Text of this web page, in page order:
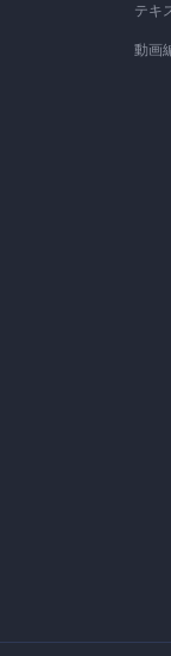
テキ
動画